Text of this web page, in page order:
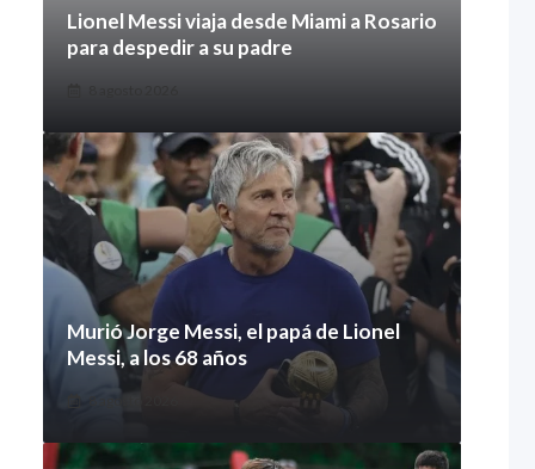
Lionel Messi viaja desde Miami a Rosario
para despedir a su padre
Murió Jorge Messi, el papá de Lionel
Messi, a los 68 años